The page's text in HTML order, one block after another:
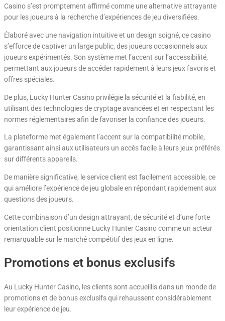
Casino s’est promptement affirmé comme une alternative attrayante
pour les joueurs à la recherche d’expériences de jeu diversifiées.
Élaboré avec une navigation intuitive et un design soigné, ce casino
s’efforce de captiver un large public, des joueurs occasionnels aux
joueurs expérimentés. Son système met l’accent sur l’accessibilité,
permettant aux joueurs de accéder rapidement à leurs jeux favoris et
offres spéciales.
De plus, Lucky Hunter Casino privilégie la sécurité et la fiabilité, en
utilisant des technologies de cryptage avancées et en respectant les
normes réglementaires afin de favoriser la confiance des joueurs.
La plateforme met également l’accent sur la compatibilité mobile,
garantissant ainsi aux utilisateurs un accès facile à leurs jeux préférés
sur différents appareils.
De manière significative, le service client est facilement accessible, ce
qui améliore l’expérience de jeu globale en répondant rapidement aux
questions des joueurs.
Cette combinaison d’un design attrayant, de sécurité et d’une forte
orientation client positionne Lucky Hunter Casino comme un acteur
remarquable sur le marché compétitif des jeux en ligne.
Promotions et bonus exclusifs
Au Lucky Hunter Casino, les clients sont accueillis dans un monde de
promotions et de bonus exclusifs qui rehaussent considérablement
leur expérience de jeu.